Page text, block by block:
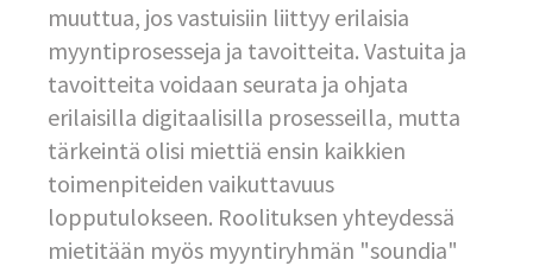
muuttua, jos vastuisiin liittyy erilaisia
myyntiprosesseja ja tavoitteita. Vastuita ja
tavoitteita voidaan seurata ja ohjata
erilaisilla digitaalisilla prosesseilla, mutta
tärkeintä olisi miettiä ensin kaikkien
toimenpiteiden vaikuttavuus
lopputulokseen. Roolituksen yhteydessä
mietitään myös myyntiryhmän "soundia"